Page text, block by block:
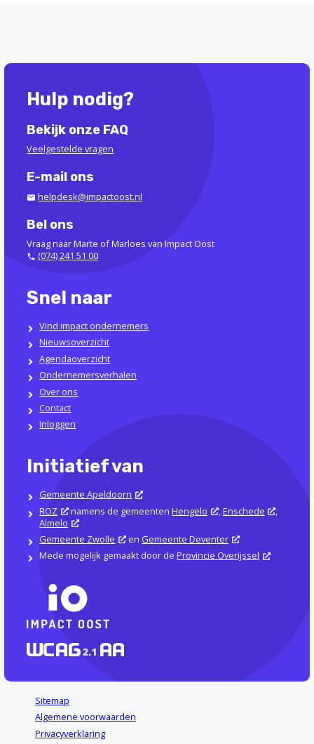
Hulp nodig?
Bekijk onze FAQ
Veelgestelde vragen
E-mail ons
helpdesk@impactoost.nl
Bel ons
Vraag naar Marte of Marloes van Impact Oost
(074) 241 51 00
Snel naar
Vind impact ondernemers
Nieuwsoverzicht
Agendaoverzicht
Ondernemersverhalen
Over ons
Contact
Inloggen
Initiatief van
Gemeente Apeldoorn
ROZ
namens de gemeentenHengelo ,Enschede
,
Almelo
Gemeente Zwolle
en Gemeente Deventer
Mede mogelijk gemaakt door deProvincie Overijssel
Sitemap
Algemene voorwaarden
Privacyverklaring